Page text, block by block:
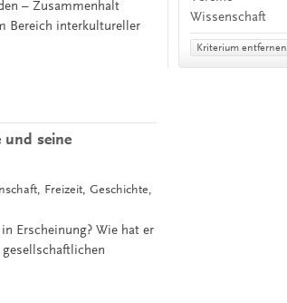
– Zusammenhalt
Bereich interkultureller
und seine
Freizeit, Geschichte,
Erscheinung? Wie hat er
Wissenschaft
Kriterium entfernen